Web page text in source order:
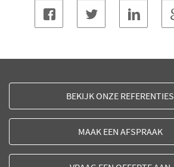
BEKIJK ONZE REFERENTIES
MAAK EEN AFSPRAAK